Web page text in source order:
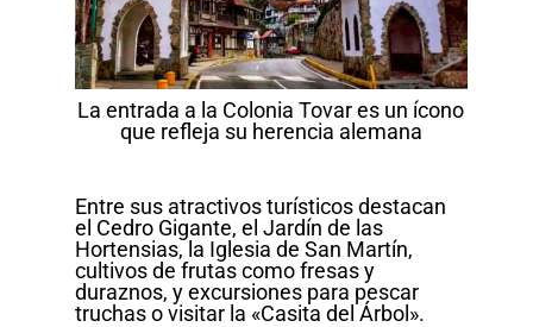
La entrada a la Colonia Tovar es un ícono
que refleja su herencia alemana
Entre sus atractivos turísticos destacan
el Cedro Gigante, el Jardín de las
Hortensias, la Iglesia de San Martín,
cultivos de frutas como fresas y
duraznos, y excursiones para pescar
truchas o visitar la «Casita del Árbol».